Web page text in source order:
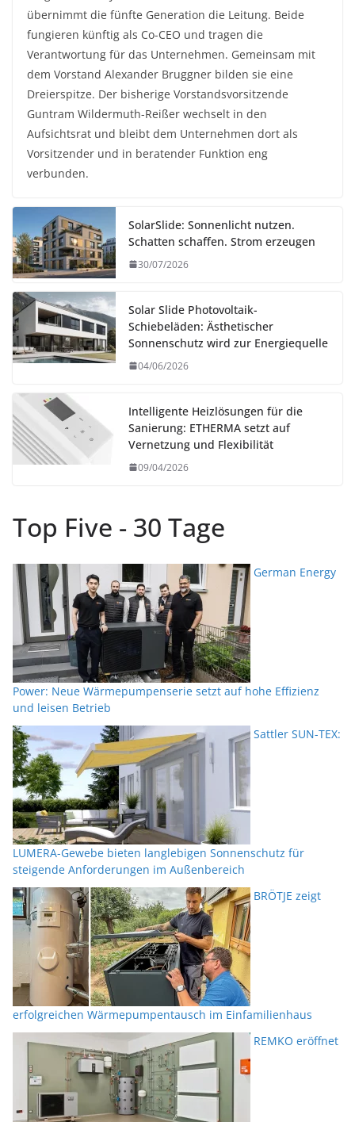
übernimmt die fünfte Generation die Leitung. Beide
fungieren künftig als Co-CEO und tragen die
Verantwortung für das Unternehmen. Gemeinsam mit
dem Vorstand Alexander Bruggner bilden sie eine
Dreierspitze. Der bisherige Vorstandsvorsitzende
Guntram Wildermuth-Reißer wechselt in den
Aufsichtsrat und bleibt dem Unternehmen dort als
Vorsitzender und in beratender Funktion eng
verbunden.
SolarSlide: Sonnenlicht nutzen.
Schatten schaffen. Strom erzeugen
30/07/2026
Solar Slide Photovoltaik-
Schiebeläden: Ästhetischer
Sonnenschutz wird zur Energiequelle
04/06/2026
Intelligente Heizlösungen für die
Sanierung: ETHERMA setzt auf
Vernetzung und Flexibilität
09/04/2026
Top Five - 30 Tage
German Energy
Power: Neue Wärmepumpenserie setzt auf hohe Effizienz
und leisen Betrieb
Sattler SUN-TEX:
LUMERA-Gewebe bieten langlebigen Sonnenschutz für
steigende Anforderungen im Außenbereich
BRÖTJE zeigt
erfolgreichen Wärmepumpentausch im Einfamilienhaus
REMKO eröffnet